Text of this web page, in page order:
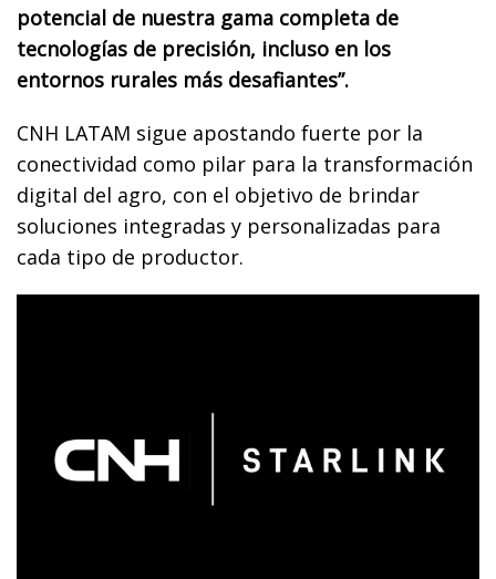
potencial de nuestra gama completa de
tecnologías de precisión, incluso en los
entornos rurales más desafiantes”.
CNH LATAM sigue apostando fuerte por la
conectividad como pilar para la transformación
digital del agro, con el objetivo de brindar
soluciones integradas y personalizadas para
cada tipo de productor.